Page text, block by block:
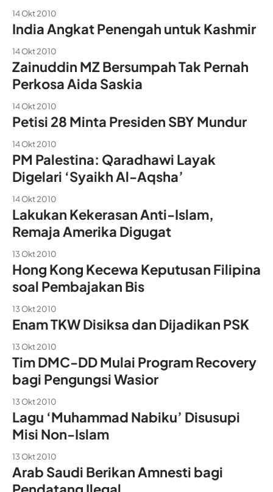
14 Okt 2010
India Angkat Penengah untuk Kashmir
14 Okt 2010
Zainuddin MZ Bersumpah Tak Pernah
Perkosa Aida Saskia
14 Okt 2010
Petisi 28 Minta Presiden SBY Mundur
14 Okt 2010
PM Palestina: Qaradhawi Layak
Digelari ‘Syaikh Al-Aqsha’
14 Okt 2010
Lakukan Kekerasan Anti-Islam,
Remaja Amerika Digugat
13 Okt 2010
Hong Kong Kecewa Keputusan Filipina
soal Pembajakan Bis
13 Okt 2010
Enam TKW Disiksa dan Dijadikan PSK
13 Okt 2010
Tim DMC-DD Mulai Program Recovery
bagi Pengungsi Wasior
13 Okt 2010
Lagu ‘Muhammad Nabiku’ Disusupi
Misi Non-Islam
13 Okt 2010
Arab Saudi Berikan Amnesti bagi